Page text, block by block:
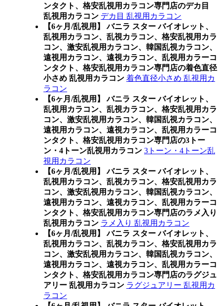
ンタクト、格安乱視用カラコン専門店のデカ目
乱視用カラコン デカ目 乱視用カラコン
【6ヶ月/乱視用】 バニラ スター バイオレット、
乱視用カラコン、乱視カラコン、格安乱視用カラ
コン、激安乱視用カラコン、韓国乱視カラコン、
遠視用カラコン、遠視カラコン、乱視用カラーコ
ンタクト、格安乱視用カラコン専門店の着色直径
小さめ 乱視用カラコン 着色直径小さめ 乱視用カ
ラコン
【6ヶ月/乱視用】 バニラ スター バイオレット、
乱視用カラコン、乱視カラコン、格安乱視用カラ
コン、激安乱視用カラコン、韓国乱視カラコン、
遠視用カラコン、遠視カラコン、乱視用カラーコ
ンタクト、格安乱視用カラコン専門店の3トー
ン・4トーン乱視用カラコン 3トーン・4トーン乱
視用カラコン
【6ヶ月/乱視用】 バニラ スター バイオレット、
乱視用カラコン、乱視カラコン、格安乱視用カラ
コン、激安乱視用カラコン、韓国乱視カラコン、
遠視用カラコン、遠視カラコン、乱視用カラーコ
ンタクト、格安乱視用カラコン専門店のラメ入り
乱視用カラコン ラメ入り 乱視用カラコン
【6ヶ月/乱視用】 バニラ スター バイオレット、
乱視用カラコン、乱視カラコン、格安乱視用カラ
コン、激安乱視用カラコン、韓国乱視カラコン、
遠視用カラコン、遠視カラコン、乱視用カラーコ
ンタクト、格安乱視用カラコン専門店のラグジュ
アリー 乱視用カラコン ラグジュアリー 乱視用カ
ラコン